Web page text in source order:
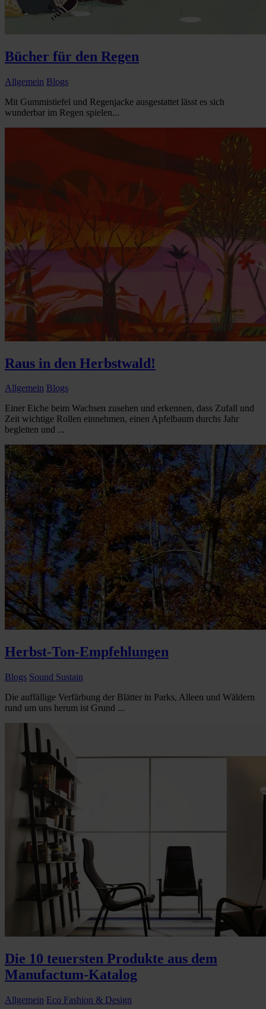
Bücher für den Regen
Allgemein Blogs
Mit Gummistiefel und Regenjacke ausgestattet lässt es sich
wunderbar im Regen spielen...
Raus in den Herbstwald!
Allgemein Blogs
Einer Eiche beim Wachsen zusehen und erkennen, dass Zufall und
Zeit wichtige Rollen einnehmen, einen Apfelbaum durchs Jahr
begleiten und ...
Herbst-Ton-Empfehlungen
Blogs Sound Sustain
Die auffällige Verfärbung der Blätter in Parks, Alleen und Wäldern
rund um uns herum ist Grund ...
Die 10 teuersten Produkte aus dem
Manufactum-Katalog
Allgemein Eco Fashion & Design